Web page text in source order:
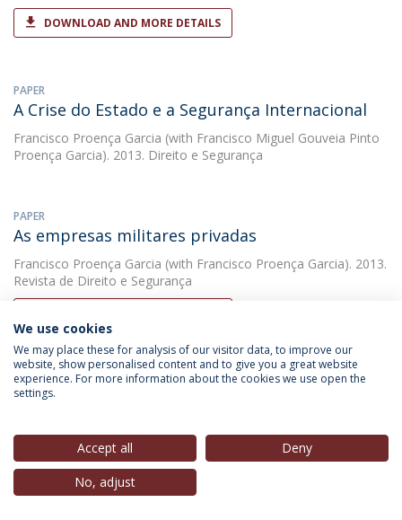
DOWNLOAD AND MORE DETAILS
PAPER
A Crise do Estado e a Segurança Internacional
Francisco Proença Garcia (with Francisco Miguel Gouveia Pinto
Proença Garcia). 2013. Direito e Segurança
PAPER
As empresas militares privadas
Francisco Proença Garcia (with Francisco Proença Garcia). 2013.
Revista de Direito e Segurança
PAPER
As empresas Militares Privadas.
Direito e Segurança
We use cookies
We may place these for analysis of our visitor data, to improve our
website, show personalised content and to give you a great website
experience. For more information about the cookies we use open the
settings.
Accept all
Deny
No, adjust